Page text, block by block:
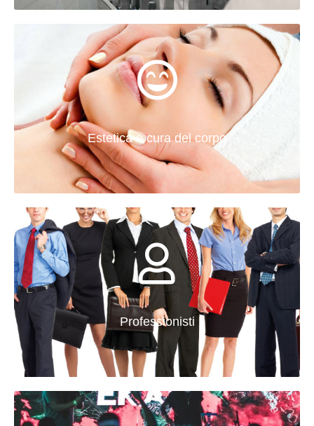
Estetica e cura del corpo
Professionisti